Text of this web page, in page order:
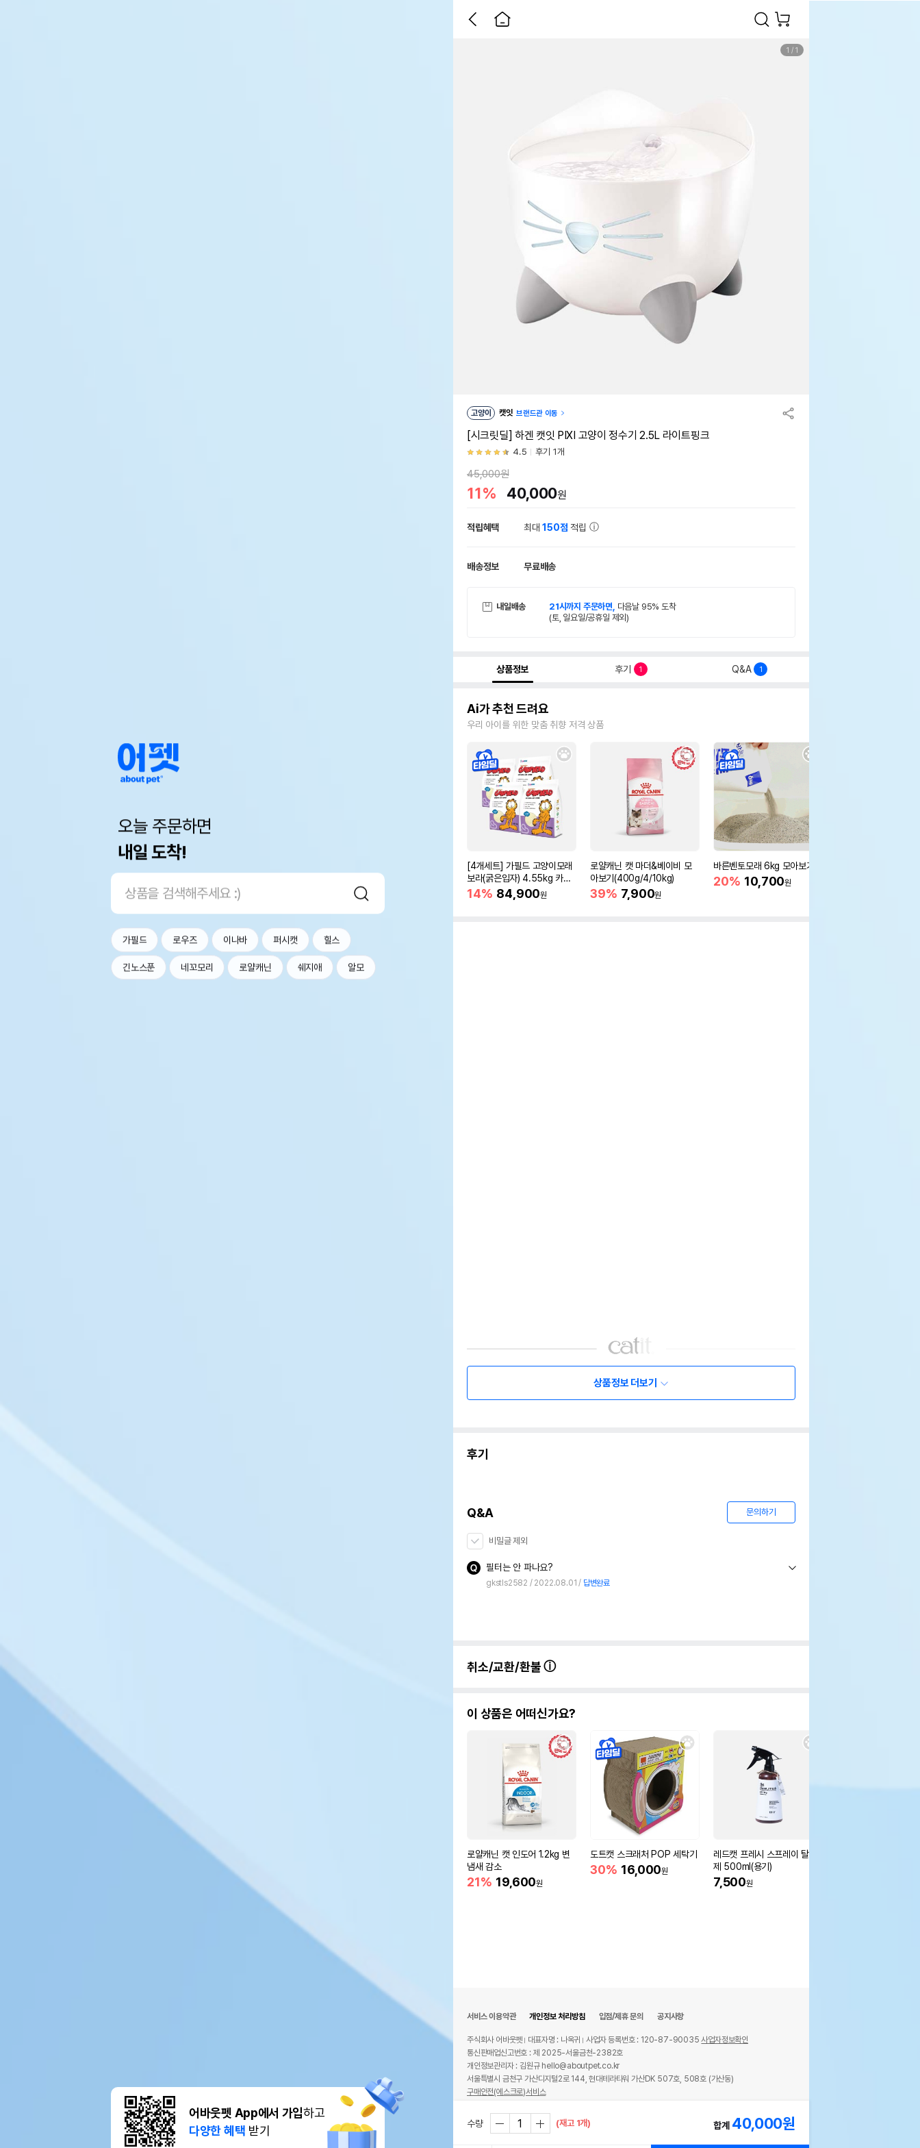
오늘 주문하면
내일 도착!
가필드 로우즈 이나바 퍼시캣 힐스
긴노스푼 네꼬모리 로얄캐닌 쉐지애 알모
어바웃펫 App에서 가입하고
다양한 혜택 받기
1 / 1
고양이 캣잇 브랜드관 이동
[시크릿딜] 하겐 캣잇 PIXI 고양이 정수기 2.5L 라이트핑크
4.5 후기 1개
45,000원
11% 40,000원
적립혜택 최대150점 적립
배송정보 무료배송
내일배송 21시까지 주문하면, 다음날 95% 도착
(토, 일요일/공휴일 제외)
상품정보 후기 1 Q&A 1
Ai가 추천 드려요
우리 아이를 위한 맞춤 취향 저격 상품
[4개세트] 가필드 고양이모래
보라(굵은입자) 4.55kg 카사
바모래
14% 84,900원
로얄캐닌 캣 마더&베이비 모
아보기(400g/4/10kg)
39% 7,900원
바른벤토모래 6kg 모아보기
20% 10,700원
상품정보 더보기
후기
Q&A 문의하기
비밀글 제외
필터는 안 파나요?
gkstls2582 2022.08.01 답변완료
취소/교환/환불
이 상품은 어떠신가요?
로얄캐닌 캣 인도어 1.2kg 변
냄새 감소
21% 19,600원
도트캣 스크래처 POP 세탁기
30% 16,000원
레드캣 프레시 스프레이 탈취
제 500ml(용기)
7,500원
수량 (재고 1개) 합계 40,000원
서비스 이용약관 개인정보 처리방침 입점/제휴 문의 공지사항
주식회사 어바웃펫 대표자명 : 나옥귀 사업자 등록번호 : 120-87-90035사업자정보확인
통신판매업신고번호 : 제 2025-서울금천-2382호
개인정보관리자 : 김원규 hello@aboutpet.co.kr
서울특별시 금천구 가산디지털2로 144, 현대테라타워 가산DK 507호, 508호 (가산동)
구매안전(에스크로)서비스